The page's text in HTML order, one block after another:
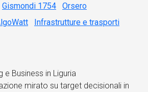
Gismondi 1754
Orsero
Infrastrutture e trasporti
e Business in Liguria
mirato su target decisionali in